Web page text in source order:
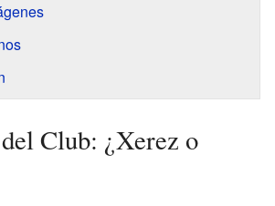
Club: ¿Xerez o